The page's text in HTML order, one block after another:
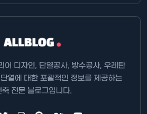
어 디자인, 단열공사, 방수공사, 우레탄
열에 대한 포괄적인 정보를 제공하는
축 전문 블로그입니다.